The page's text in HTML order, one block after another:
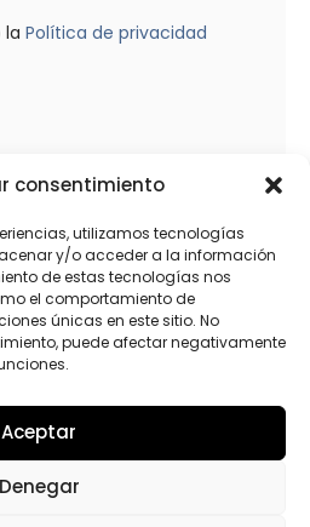
consentimiento
utilizamos tecnologías
y/o acceder a la información
de estas tecnologías nos
el comportamiento de
únicas en este sitio. No
puede afectar negativamente
Aceptar
Denegar
la Política de privacidad